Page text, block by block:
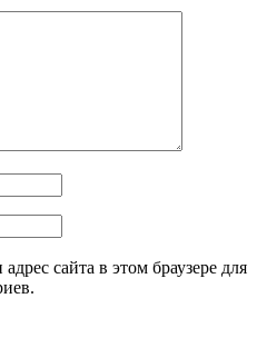
сайта в этом браузере для